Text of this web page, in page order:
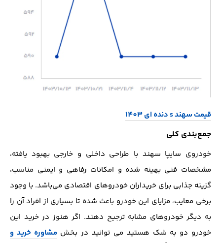
قیمت سهند s دنده ای 1403
جمع‌بندی کلی
خودروی سایپا سهند با طراحی داخلی و خارجی بهبود یافته،
مشخصات فنی بهینه شده و امکانات رفاهی و ایمنی مناسب،
گزینه جذابی برای خریداران خودروهای اقتصادی می‌باشد. با وجود
برخی معایب، مزایای این خودرو باعث شده تا بسیاری از افراد آن را
به دیگر خودروهای مشابه ترجیح دهند. اگر هنوز در خرید این
خودرو دو به شک هستید می توانید در بخشمشاوره خرید و